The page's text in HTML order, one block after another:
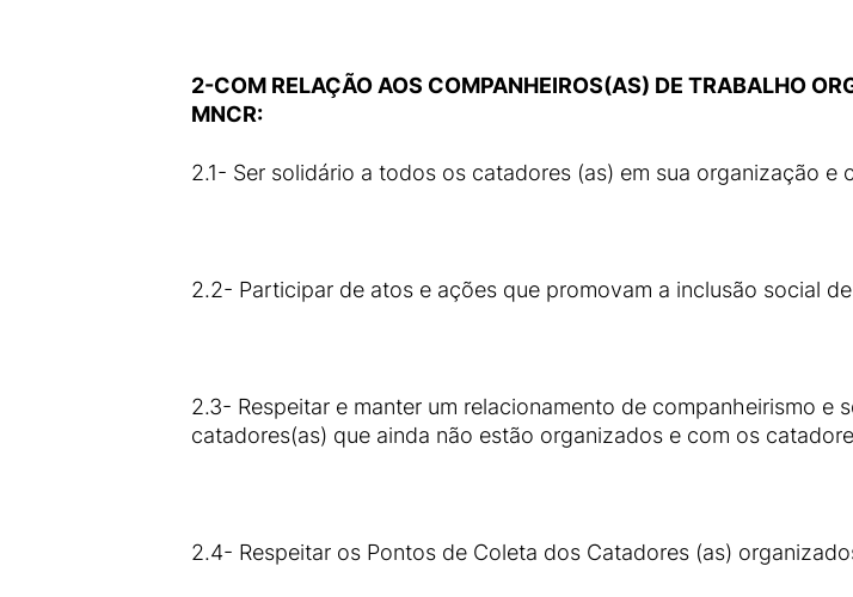
2-COM RELAÇÃO AOS COMPANHEIROS(AS) DE TRABALHO
MNCR:
2.1- Ser solidário a todos os catadores (as) em sua organização e
2.2- Participar de atos e ações que promovam a inclusão social
2.3- Respeitar e manter um relacionamento de companheirismo e
catadores(as) que ainda não estão organizados e com os
2.4- Respeitar os Pontos de Coleta dos Catadores (as)